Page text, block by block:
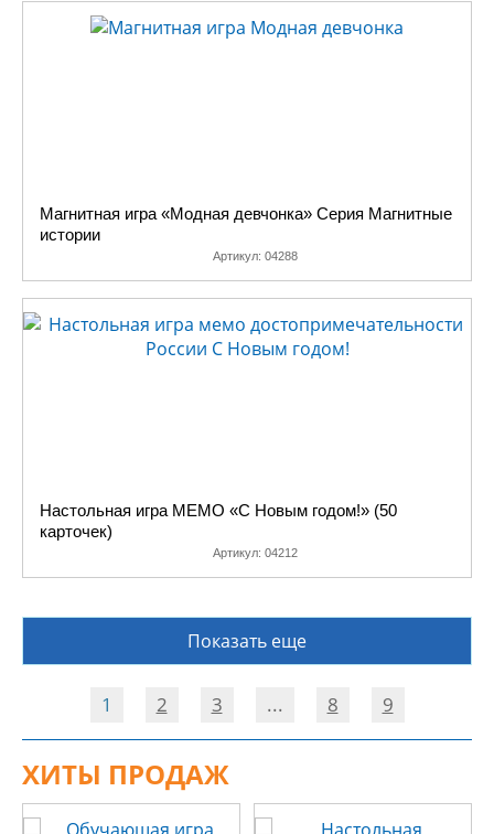
Магнитная игра «Модная девчонка» Серия Магнитные
истории
Артикул: 04288
Настольная игра МЕМО «С Новым годом!» (50
карточек)
Артикул: 04212
Показать еще
1 2 3 ... 8 9
ХИТЫ ПРОДАЖ